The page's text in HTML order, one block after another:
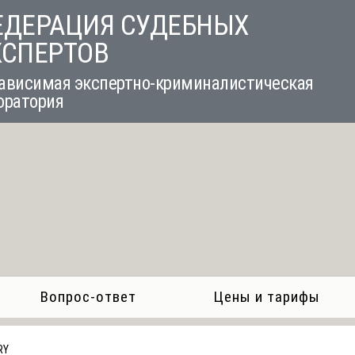
СУДЕБНЫХ
экспертно-криминалистическая
Вопрос-ответ Цены и тарифы